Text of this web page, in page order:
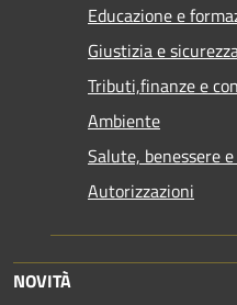
Educazione e
Giustizia e
Tributi,finanze e
Ambiente
Salute, benessere
Autorizzazioni
NOVITÀ